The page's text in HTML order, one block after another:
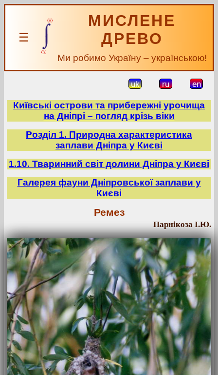
☰
МИСЛЕНЕ
ДРЕВО
Ми робимо Україну – українською!
uk ru en
Київські острови та прибережні урочища
на Дніпрі – погляд крізь віки
Розділ 1. Природна характеристика
заплави Дніпра у Києві
1.10. Тваринний світ долини Дніпра у Києві
Галерея фауни Дніпровської заплави у
Києві
Ремез
Парнікоза І.Ю.